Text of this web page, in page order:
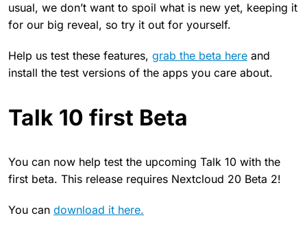
usual, we don’t want to spoil what is new yet, keeping it
for our big reveal, so try it out for yourself.
Help us test these features, grab the beta here and
install the test versions of the apps you care about.
Talk 10 first Beta
You can now help test the upcoming Talk 10 with the
first beta. This release requires Nextcloud 20 Beta 2!
You can download it here.